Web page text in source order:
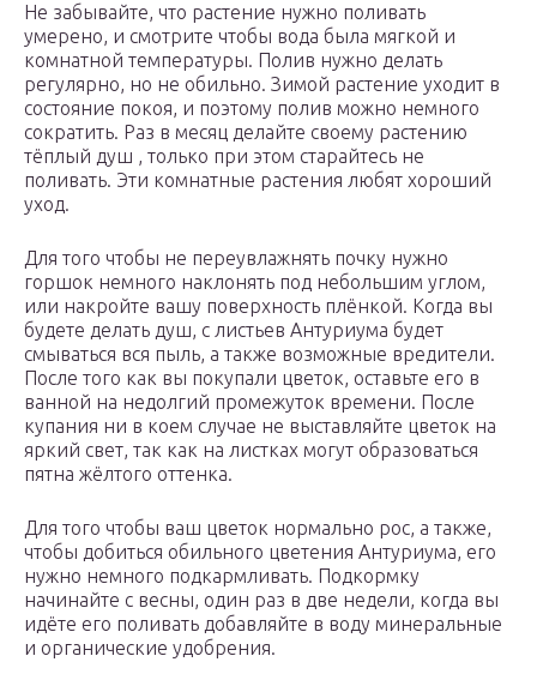
Не забывайте, что растение нужно поливать
умерено, и смотрите чтобы вода была мягкой и
комнатной температуры. Полив нужно делать
регулярно, но не обильно. Зимой растение уходит в
состояние покоя, и поэтому полив можно немного
сократить. Раз в месяц делайте своему растению
тёплый душ , только при этом старайтесь не
поливать. Эти комнатные растения любят хороший
уход.
Для того чтобы не переувлажнять почку нужно
горшок немного наклонять под небольшим углом,
или накройте вашу поверхность плёнкой. Когда вы
будете делать душ, с листьев Антуриума будет
смываться вся пыль, а также возможные вредители.
После того как вы покупали цветок, оставьте его в
ванной на недолгий промежуток времени. После
купания ни в коем случае не выставляйте цветок на
яркий свет, так как на листках могут образоваться
пятна жёлтого оттенка.
Для того чтобы ваш цветок нормально рос, а также,
чтобы добиться обильного цветения Антуриума, его
нужно немного подкармливать. Подкормку
начинайте с весны, один раз в две недели, когда вы
идёте его поливать добавляйте в воду минеральные
и органические удобрения.